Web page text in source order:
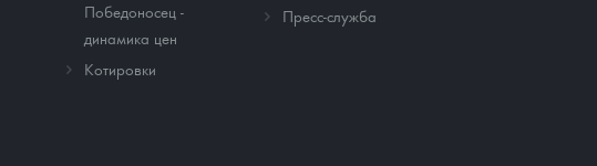
Победоносец -
динамика цен
Котировки
Пресс-служба